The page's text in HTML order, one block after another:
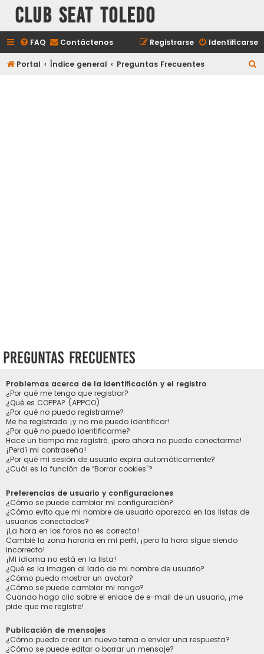
Club Seat Toledo
FAQ Contáctenos Identificarse
Registrarse
Portal Índice general Preguntas Frecuentes
Preguntas Frecuentes
Problemas acerca de la identificación y el registro
¿Por qué me tengo que registrar?
¿Qué es COPPA? (APPCO)
¿Por qué no puedo registrarme?
Me he registrado ¡y no me puedo identificar!
¿Por qué no puedo identificarme?
Hace un tiempo me registré, ¡pero ahora no puedo conectarme!
¡Perdí mi contraseña!
¿Por qué mi sesión de usuario expira automáticamente?
¿Cuál es la función de “Borrar cookies”?
Preferencias de usuario y configuraciones
¿Cómo se puede cambiar mi configuración?
¿Cómo evito que mi nombre de usuario aparezca en las listas de
usuarios conectados?
¡La hora en los foros no es correcta!
Cambié la zona horaria en mi perfil, ¡pero la hora sigue siendo
incorrecto!
¡Mi idioma no está en la lista!
¿Qué es la imagen al lado de mi nombre de usuario?
¿Cómo puedo mostrar un avatar?
¿Cómo se puede cambiar mi rango?
Cuando hago clic sobre el enlace de e-mail de un usuario, ¡me
pide que me registre!
Publicación de mensajes
¿Cómo puedo crear un nuevo tema o enviar una respuesta?
¿Cómo se puede editar o borrar un mensaje?